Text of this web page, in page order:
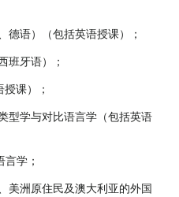
德语）（包括英语授课）；
班牙语）；
课）；
型学与对比语言学（包括英语
学；
美洲原住民及澳大利亚的外国